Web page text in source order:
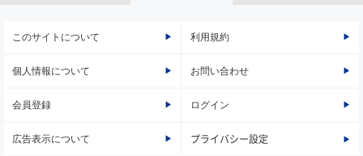
このサイトについて 利用規約
個人情報について お問い合わせ
会員登録 ログイン
広告表示について プライバシー設定